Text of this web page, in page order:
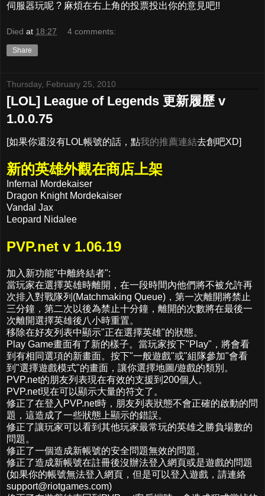
伺服器玩呢 ? 麻煩在右上角的投票投出你的意見吧!!
Died at 18:27 4 comments:
Share
Thursday, February 25, 2010
[LOL] League of Legends 更新履歷 v
1.0.0.75
[如果你還沒有LOL帳號的話，點我的推薦連結去創吧XD]
新的英雄外觀在商店上架
Infernal Mordekaiser
Dragon Knight Mordekaiser
Vandal Jax
Leopard Nidalee
PVP.net v 1.06.19
加入新功能"中離終結者":
當玩家在選擇英雄時離開，在一段時間內他們將不被允許再
次排入對戰隊列(Matchmaking Queue)，第一次離開將禁止
三分鐘，第二次以後為禁止十分鐘，離開的次數將在最後一
次離開選擇英雄後八小時重置。
移除在好友列表中顯示"正在選擇英雄"的狀態。
Play Game畫面有了新的樣子。當玩家按下"Play"，將會看
到有相同選項的新畫面。按下"一般遊戲"或"組隊參加"會看
到"選擇遊戲模式"的畫面，讓你選擇地圖/遊戲的類別。
PVP.net的朋友列表現在有效的支援到200個人。
PVP.net現在可以顯示大量的符文了。
修正了在登入PVP.net時，朋友列表狀態不會正確的啟動的問
題，這造成了一些狀態上顯示的錯誤。
修正了讓玩家可以看到其他玩家最常玩的英雄之勝負場數的
問題。
修正了一個造成新帳號的安全問題無效的問題。
修正了造成新帳號在註冊後沒辦法登入網頁或是遊戲的問題
(如果你的帳號無法登入網頁，但是可以登入遊戲，請連絡
support@riotgames.com)